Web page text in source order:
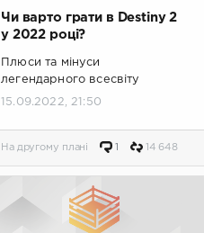
Чи варто грати в Destiny 2
у 2022 році?
Плюси та мінуси
легендарного всесвіту
15.09.2022, 21:50
На другому плані 1 14 648